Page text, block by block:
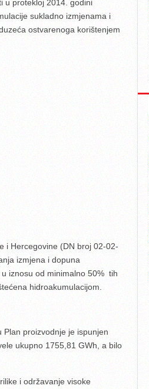
u protekloj 2014. godini
sukladno izmjenama i
ostvarenoga korištenjem
i Hercegovine (DN broj 02-02-
izmjena i dopuna
iznosu od minimalno 50% tih
hidroakumulacijom.
proizvodnje je ispunjen
ukupno 1755,81 GWh, a bilo
i održavanje visoke